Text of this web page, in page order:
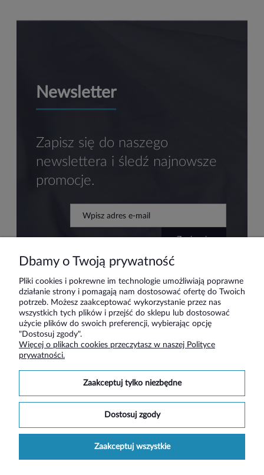
Newsletter
Zapisz się do naszego
newslettera i śledź najnowsze
promocje.
zapisz się
Pomoc
Moje konto
O nas
Social media
Dbamy o Twoją prywatność
Pliki cookies i pokrewne im technologie umożliwiają poprawne
działanie strony i pomagają nam dostosować ofertę do Twoich
potrzeb. Możesz zaakceptować wykorzystanie przez nas
wszystkich tych plików i przejść do sklepu lub dostosować
użycie plików do swoich preferencji, wybierając opcję
"Dostosuj zgody".
Więcej o plikach cookies przeczytasz w naszej Polityce
prywatności.
zaakceptuj tylko niezbędne
dostosuj zgody
zaakceptuj wszystkie